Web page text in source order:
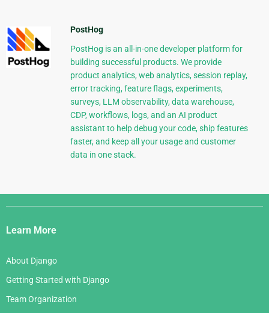
PostHog
PostHog is an all-in-one developer platform for
building successful products. We provide
product analytics, web analytics, session replay,
error tracking, feature flags, experiments,
surveys, LLM observability, data warehouse,
CDP, workflows, logs, and an AI product
assistant to help debug your code, ship features
faster, and keep all your usage and customer
data in one stack.
Django
Links
Learn More
About Django
Getting Started with Django
Team Organization